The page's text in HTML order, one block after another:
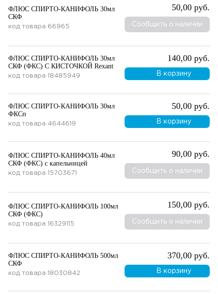
ФЛЮС СПИРТО-КАНИФОЛЬ 30мл
СКФ
код товара 66965
50,00 руб.
Сообщить о наличии
ФЛЮС СПИРТО-КАНИФОЛЬ 30мл
СКФ (ФКС) С КИСТОЧКОЙ Rexant
код товара 18485949
140,00 руб.
В корзину
ФЛЮС СПИРТО-КАНИФОЛЬ 30мл
ФКСп
код товара 4644619
50,00 руб.
В корзину
ФЛЮС СПИРТО-КАНИФОЛЬ 40мл
СКФ (ФКС) с капельницей
код товара 15703671
90,00 руб.
Сообщить о наличии
ФЛЮС СПИРТО-КАНИФОЛЬ 100мл
СКФ (ФКС)
код товара 16329115
150,00 руб.
Сообщить о наличии
ФЛЮС СПИРТО-КАНИФОЛЬ 500мл
СКФ
код товара 18030842
370,00 руб.
В корзину